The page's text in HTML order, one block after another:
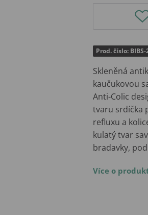
Prod. číslo: BIBS-
Skleněná
kaučukovou
Anti-Colic
tvaru srdíčka
refluxu a
kulatý tvar
bradavky,
Více o